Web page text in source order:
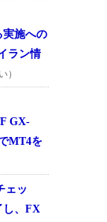
実施への
ラン情
）
GX-
MT4を
ェッ
し、FX